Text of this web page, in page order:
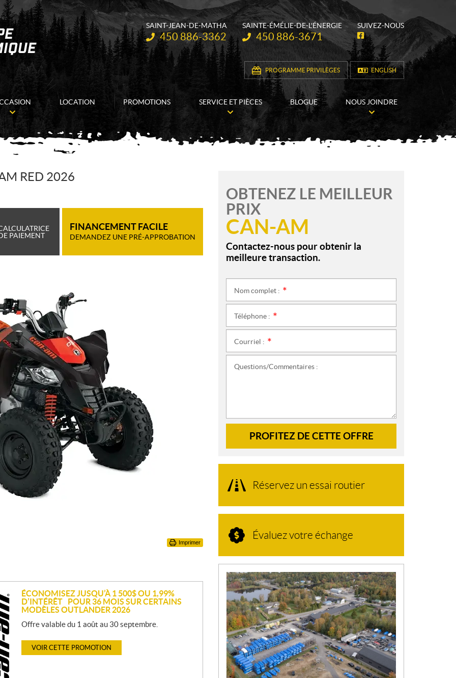
SAINT-JEAN-DE-MATHA
Téléphone :
450 886-3362
SAINTE-ÉMÉLIE-DE-L'ÉNERGIE
Téléphone :
450 886-3671
SUIVEZ-NOUS
F
a
c
e
b
o
o
PROGRAMME PRIVILÈGES ENGLISH
LOCATION PROMOTIONS SERVICE ET PIÈCES BLOGUE NOUS JOINDRE
RED 2026
PAIEMENT
FINANCEMENT FACILE
DEMANDEZ UNE PRÉ-APPROBATION
Imprimer
ÉCONOMISEZ JUSQU’À 1 500$ OU 1,99%
D’INTÉRÊT POUR 36 MOIS SUR CERTAINS
MODÈLES OUTLANDER 2026
Offre valable du 1 août au 30 septembre.
VOIR CETTE PROMOTION
OBTENEZ LE MEILLEUR
PRIX
CAN-AM
Contactez-nous pour obtenir la
meilleure transaction.
Nom complet :
Téléphone :
Courriel :
Questions/Commentaires :
PROFITEZ DE CETTE OFFRE
Réservez un essai routier
Évaluez votre échange
N
O
U
V
E
L
L
E
S